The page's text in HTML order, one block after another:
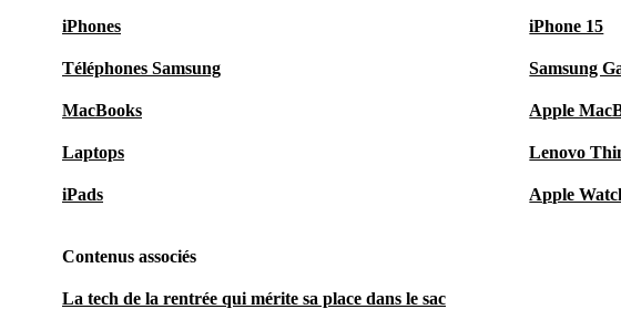
iPhones
Téléphones Samsung
MacBooks
Laptops
iPads
iPhone 15
Samsung
Apple
Lenovo
Apple
Contenus associés
La tech de la rentrée qui mérite sa place dans le sac